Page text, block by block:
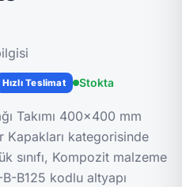
Hızlı Teslimat Stokta
Takımı 400x400 mm
Kapakları kategorisinde
sınıfı, Kompozit malzeme
B125 kodlu altyapı